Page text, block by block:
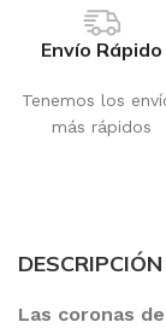
Envío Rápido
Tenemos los
más rápidos
DESCRIPCIÓN
Las coronas